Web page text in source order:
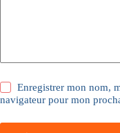
Enregistrer mon nom,
navigateur pour mon